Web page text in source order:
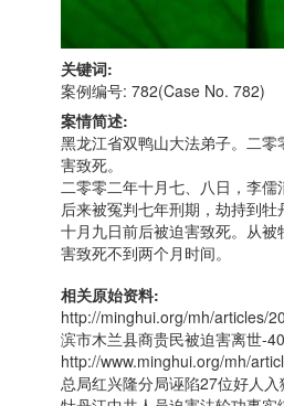
关键词:
案例编号: 782(Case No. 782)
案情简述:
黑龙江省双鸭山大法弟子。二
害致死。
二零零二年十月七、八日，李儒
后来被冤判七年刑期，劫持到
十月九日前后被迫害致死。从
害致死不到两个月时间。
相关原始资料:
http://minghui.org/mh/articles/
滨市木兰县商贵民被迫害离世-
http://www.minghui.org/mh/
总局红兴隆分局诬陷27位好人